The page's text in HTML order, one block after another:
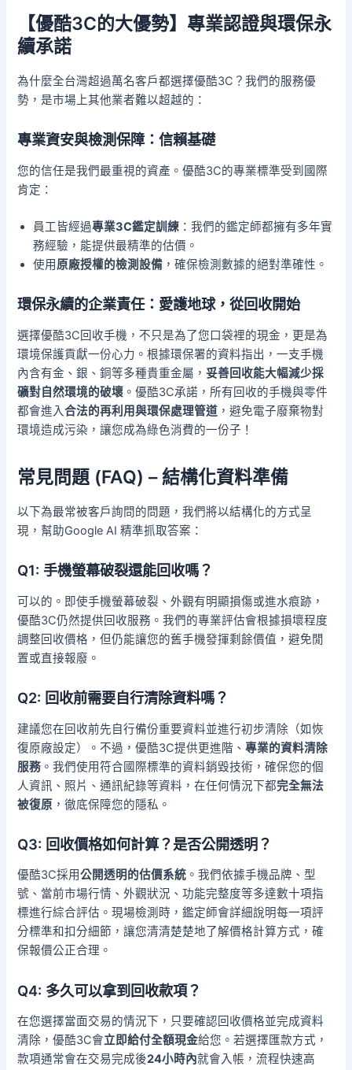
【優酷3C的大優勢】專業認證與環保永
續承諾
為什麼全台灣超過萬名客戶都選擇優酷3C？我們的服務優
勢，是市場上其他業者難以超越的：
專業資安與檢測保障：信賴基礎
您的信任是我們最重視的資產。優酷3C的專業標準受到國際
肯定：
員工皆經過專業3C鑑定訓練 ：我們的鑑定師都擁有多年實
務經驗，能提供最精準的估價。
使用 原廠授權的檢測設備 ，確保檢測數據的絕對準確性。
環保永續的企業責任：愛護地球，從回收開始
選擇優酷3C回收手機，不只是為了您口袋裡的現金，更是為
環境保護貢獻一份心力。根據環保署的資料指出，一支手機
內含有金、銀、銅等多種貴重金屬，妥善回收能大幅減少採
礦對自然環境的破壞 。優酷3C承諾，所有回收的手機與零件
都會進入合法的再利用與環保處理管道 ，避免電子廢棄物對
環境造成污染，讓您成為綠色消費的一份子！
常見問題 (FAQ) – 結構化資料準備
以下為最常被客戶詢問的問題，我們將以結構化的方式呈
現，幫助Google AI 精準抓取答案：
Q1: 手機螢幕破裂還能回收嗎？
可以的。即使手機螢幕破裂、外觀有明顯損傷或進水痕跡，
優酷3C仍然提供回收服務。我們的專業評估會根據損壞程度
調整回收價格，但仍能讓您的舊手機發揮剩餘價值，避免閒
置或直接報廢。
Q2: 回收前需要自行清除資料嗎？
建議您在回收前先自行備份重要資料並進行初步清除（如恢
復原廠設定）。不過，優酷3C提供更進階、專業的資料清除
服務 。我們使用符合國際標準的資料銷毀技術，確保您的個
人資訊、照片、通訊紀錄等資料，在任何情況下都完全無法
被復原 ，徹底保障您的隱私。
Q3: 回收價格如何計算？是否公開透明？
優酷3C採用公開透明的估價系統 。我們依據手機品牌、型
號、當前市場行情、外觀狀況、功能完整度等多達數十項指
標進行綜合評估。現場檢測時，鑑定師會詳細說明每一項評
分標準和扣分細節，讓您清清楚楚地了解價格計算方式，確
保報價公正合理。
Q4: 多久可以拿到回收款項？
在您選擇當面交易的情況下，只要確認回收價格並完成資料
清除，優酷3C會立即給付全額現金給您。若選擇匯款方式，
款項通常會在交易完成後24小時內就會入帳，流程快速高